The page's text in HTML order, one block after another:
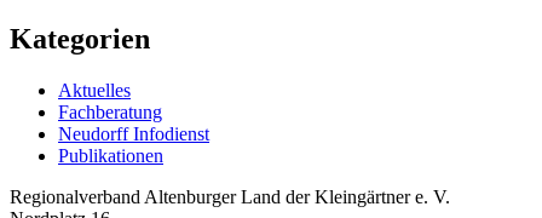
Kategorien
Aktuelles
Fachberatung
Neudorff Infodienst
Publikationen
Regionalverband Altenburger Land der Kleingärtner e. V.